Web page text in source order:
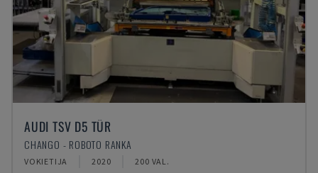
AUDI TSV D5 TÜR
CHANGO - ROBOTO RANKA
VOKIETIJA 2020 200 VAL.